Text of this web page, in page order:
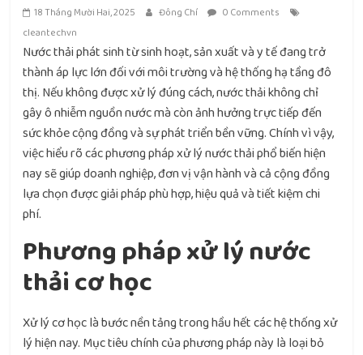
18 Tháng Mười Hai, 2025 Đông Chí
0 Comments
cleantechvn
Nước thải phát sinh từ sinh hoạt, sản xuất và y tế đang trở
thành áp lực lớn đối với môi trường và hệ thống hạ tầng đô
thị. Nếu không được xử lý đúng cách, nước thải không chỉ
gây ô nhiễm nguồn nước mà còn ảnh hưởng trực tiếp đến
sức khỏe cộng đồng và sự phát triển bền vững. Chính vì vậy,
việc hiểu rõ các phương pháp xử lý nước thải phổ biến hiện
nay sẽ giúp doanh nghiệp, đơn vị vận hành và cả cộng đồng
lựa chọn được giải pháp phù hợp, hiệu quả và tiết kiệm chi
phí.
Phương pháp xử lý nước
thải cơ học
Xử lý cơ học là bước nền tảng trong hầu hết các hệ thống xử
lý hiện nay. Mục tiêu chính của phương pháp này là loại bỏ